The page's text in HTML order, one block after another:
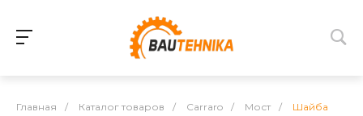
Главная / Каталог товаров / Carraro / Мост / Шайба